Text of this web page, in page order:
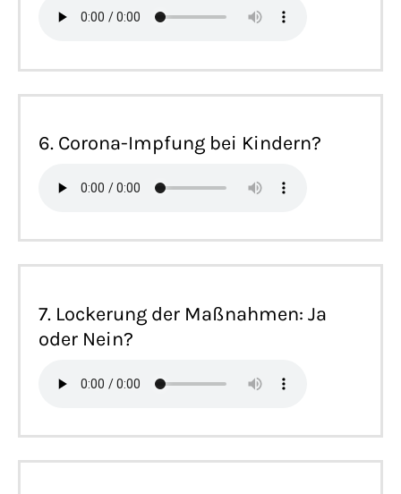
6. Corona-Impfung bei Kindern?
7. Lockerung der Maßnahmen: Ja
oder Nein?